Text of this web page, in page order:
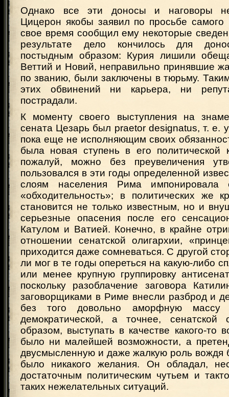
Однако все эти доносы и наговоры не
Цицерон якобы заявил по просьбе самого
свое время сообщил ему некоторые
результате дело кончилось для
постыдным образом: Курия лишили
Веттий и Новий, неправильно принявшие
по званию, были заключены в тюрьму.
этих обвинений ни карьера, ни
пострадали.
К моменту своего выступления на
сената Цезарь был praetor designatus, т. е.
пока еще не исполняющим своих
была новая ступень в его политической
пожалуй, можно без преувеличения
пользовался в эти годы определенной
слоям населения Рима
«обходительность»; в политических же
становится не только известным, но и
серьезные опасения после его
Катулом и Ватией. Конечно, в крайне
отношении сенатской олигархии,
приходится даже сомневаться. С другой
ли мог в те годы опереться на какую-либо
или менее крупную группировку
поскольку разоблачение заговора
заговорщиками в Риме внесли разброд и
без того довольно аморфную массу
демократической, а точнее, сенатской
образом, выступать в качестве какого-то
было ни малейшей возможности, а
двусмысленную и даже жалкую роль вождя
было никакого желания. Он обладал,
достаточным политическим чутьем и
таких нежелательных ситуаций.